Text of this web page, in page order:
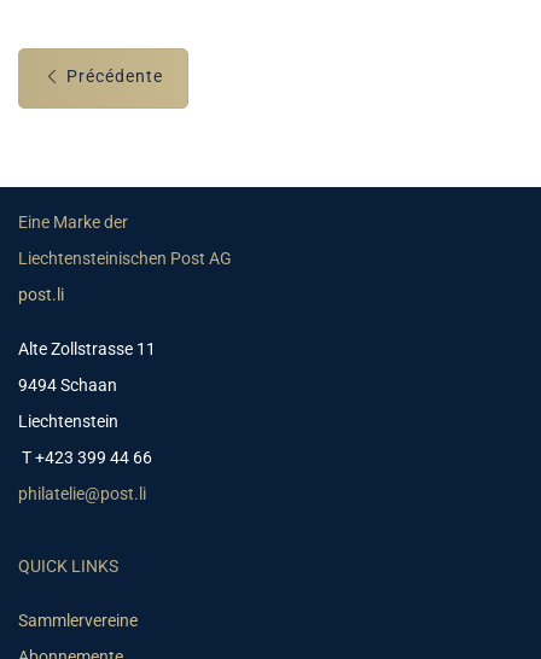
Précédente
Eine Marke der
Liechtensteinischen Post AG
post.li
Alte Zollstrasse 11
9494 Schaan
Liechtenstein
T +423 399 44 66
philatelie@post.li
QUICK LINKS
Sammlervereine